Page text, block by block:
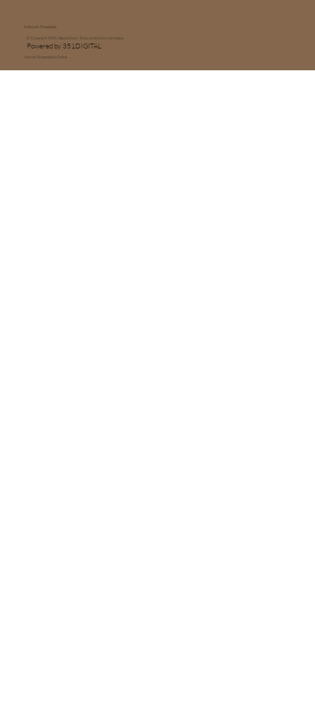
© Copyright 2025. Hōseki Store. Todos os direitos reservados.
Powered by 351DIGITAL
Política de Privacidade
Livro de Reclamações Online